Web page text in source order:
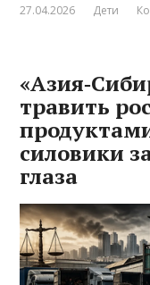
27.04.2026 Дети
травить
силовики
глаза